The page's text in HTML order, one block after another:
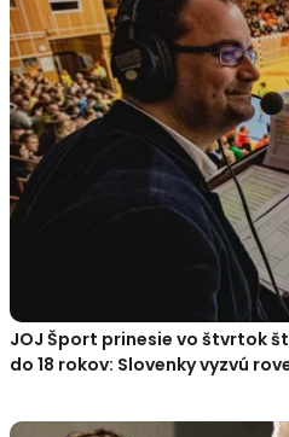
JOJ Šport prinesie vo štvrtok
do 18 rokov: Slovenky vyzvú